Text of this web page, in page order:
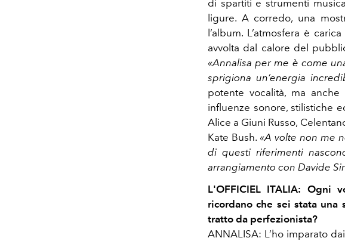
di spartiti e strumenti
ligure. A corredo, una
l’album. L’atmosfera è
avvolta dal calore del
«Annalisa per me è come
sprigiona un’energia
potente vocalità, ma
influenze sonore, stilistiche
Alice a Giuni Russo,
Kate Bush. «A volte non me
di questi riferimenti
arrangiamento con Davide
L'OFFICIEL ITALIA: Ogni
ricordano che sei stata
tratto da perfezionista?
ANNALISA: L’ho imparato